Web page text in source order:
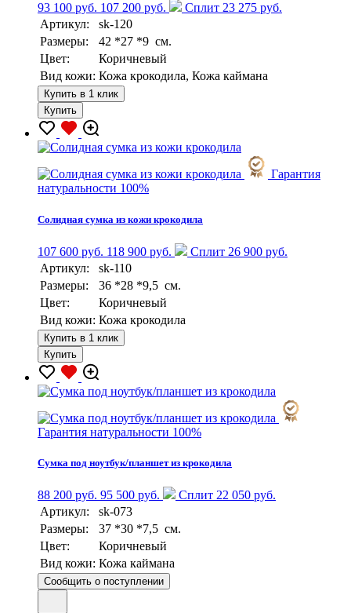
93 100 руб. 107 200 руб.
Сплит 23 275 руб.
Артикул:
sk-120
Размеры:
42 *27 *9 см.
Цвет:
Коричневый
Вид кожи: Кожа крокодила, Кожа каймана
Купить в 1 клик
Купить
Гарантия
натуральности 100%
Солидная сумка из кожи крокодила
107 600 руб. 118 900 руб.
Сплит 26 900 руб.
Артикул:
sk-110
Размеры:
36 *28 *9,5 см.
Цвет:
Коричневый
Вид кожи: Кожа крокодила
Купить в 1 клик
Купить
Гарантия натуральности 100%
Сумка под ноутбук/планшет из крокодила
88 200 руб. 95 500 руб.
Сплит 22 050 руб.
Артикул:
sk-073
Размеры:
37 *30 *7,5 см.
Цвет:
Коричневый
Вид кожи: Кожа каймана
Сообщить о поступлении